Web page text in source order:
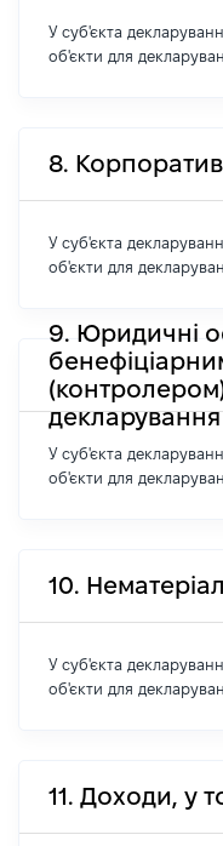
У суб'єкта
об'єкти для
8.
У суб'єкта
об'єкти для
9. Юридичні
декларування
У суб'єкта
об'єкти для
10.
У суб'єкта
об'єкти для
11. Доходи, у